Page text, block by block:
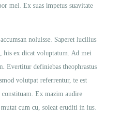
mel. Ex suas impetus suavitate
noluisse. Saperet lucilius
his ex dicat voluptatum. Ad mei
Evertitur definiebas theophrastus
volutpat referrentur, te est
constituam. Ex mazim audire
cum cu, soleat eruditi in ius.